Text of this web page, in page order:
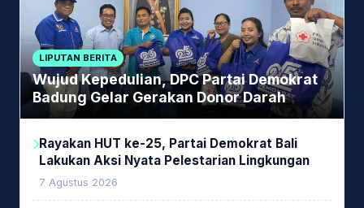
LIPUTAN BERITA
Wujud Kepedulian, DPC Partai Demokrat
Badung Gelar Gerakan Donor Darah
Rayakan HUT ke-25, Partai Demokrat Bali
Lakukan Aksi Nyata Pelestarian Lingkungan
7 Agustus 2026